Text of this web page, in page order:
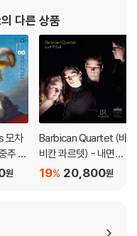
친구
의 다른 상품
모차
주 전
원
Barbican Quartet (바
비칸 콰르텟) - 내면의
빛 (Lux Intus)
20,800원
19%